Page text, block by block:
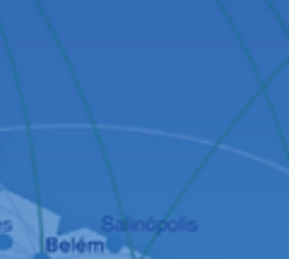
de julho, com...